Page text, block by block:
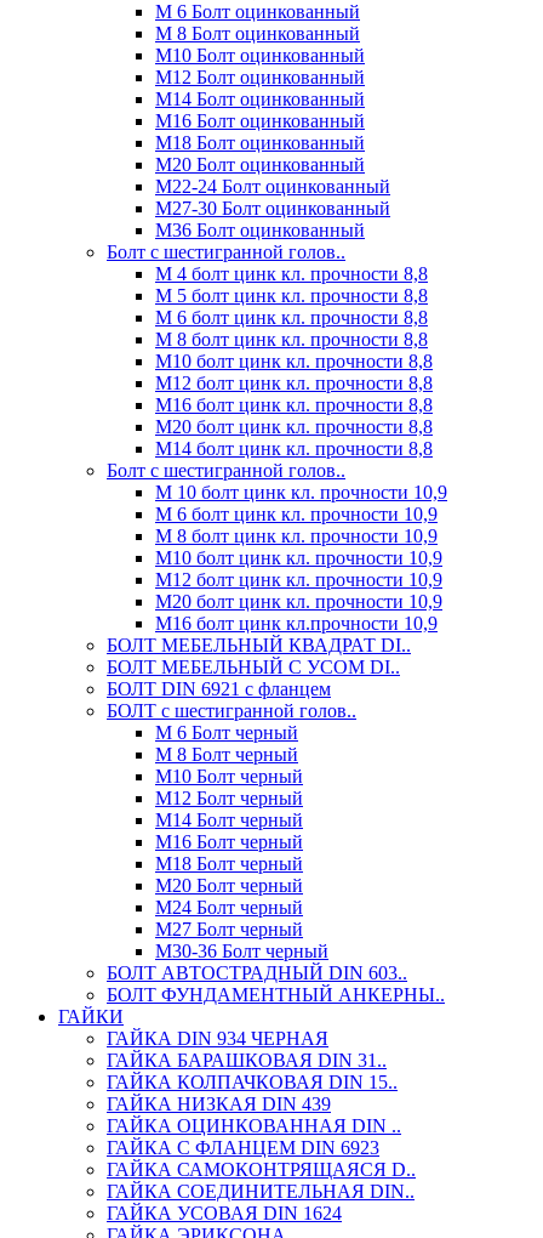
М 6 Болт оцинкованный
М 8 Болт оцинкованный
М10 Болт оцинкованный
М12 Болт оцинкованный
М14 Болт оцинкованный
М16 Болт оцинкованный
М18 Болт оцинкованный
М20 Болт оцинкованный
М22-24 Болт оцинкованный
М27-30 Болт оцинкованный
М36 Болт оцинкованный
Болт с шестигранной голов..
М 4 болт цинк кл. прочности 8,8
М 5 болт цинк кл. прочности 8,8
М 6 болт цинк кл. прочности 8,8
М 8 болт цинк кл. прочности 8,8
М10 болт цинк кл. прочности 8,8
М12 болт цинк кл. прочности 8,8
М16 болт цинк кл. прочности 8,8
М20 болт цинк кл. прочности 8,8
М14 болт цинк кл. прочности 8,8
Болт с шестигранной голов..
М 10 болт цинк кл. прочности 10,9
М 6 болт цинк кл. прочности 10,9
М 8 болт цинк кл. прочности 10,9
М10 болт цинк кл. прочности 10,9
М12 болт цинк кл. прочности 10,9
М20 болт цинк кл. прочности 10,9
М16 болт цинк кл.прочности 10,9
БОЛТ МЕБЕЛЬНЫЙ КВАДРАТ DI..
БОЛТ МЕБЕЛЬНЫЙ С УСОМ DI..
БОЛТ DIN 6921 c фланцем
БОЛТ с шестигранной голов..
М 6 Болт черный
М 8 Болт черный
М10 Болт черный
М12 Болт черный
М14 Болт черный
М16 Болт черный
М18 Болт черный
М20 Болт черный
М24 Болт черный
М27 Болт черный
М30-36 Болт черный
БОЛТ АВТОСТРАДНЫЙ DIN 603..
БОЛТ ФУНДАМЕНТНЫЙ АНКЕРНЫ..
ГАЙКИ
ГАЙКА DIN 934 ЧЕРНАЯ
ГАЙКА БАРАШКОВАЯ DIN 31..
ГАЙКА КОЛПАЧКОВАЯ DIN 15..
ГАЙКА НИЗКАЯ DIN 439
ГАЙКА ОЦИНКОВАННАЯ DIN ..
ГАЙКА С ФЛАНЦЕМ DIN 6923
ГАЙКА САМОКОНТРЯЩАЯСЯ D..
ГАЙКА СОЕДИНИТЕЛЬНАЯ DIN..
ГАЙКА УСОВАЯ DIN 1624